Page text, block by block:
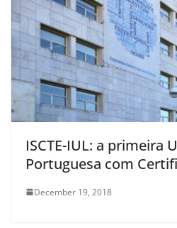
ISCTE-IUL: a primeira
Portuguesa com
December 19, 2018